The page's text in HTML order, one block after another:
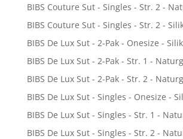
BIBS Couture Sut - Singles - Str. 2 -
BIBS Couture Sut - Singles - Str. 2 -
BIBS De Lux Sut - 2-Pak - Onesize -
BIBS De Lux Sut - 2-Pak - Str. 1 -
BIBS De Lux Sut - 2-Pak - Str. 2 -
BIBS De Lux Sut - Singles - Onesize -
BIBS De Lux Sut - Singles - Str. 1 -
BIBS De Lux Sut - Singles - Str. 2 -